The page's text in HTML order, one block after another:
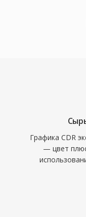
Графика CDR
— цвет